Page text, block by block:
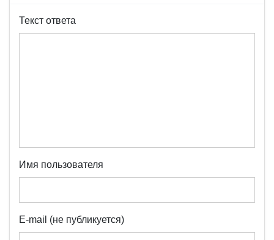
Текст ответа
Имя пользователя
E-mail (не публикуется)